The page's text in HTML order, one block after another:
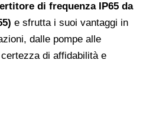
di frequenza IP65 da
e sfrutta i suoi vantaggi in
dalle pompe alle
di affidabilità e